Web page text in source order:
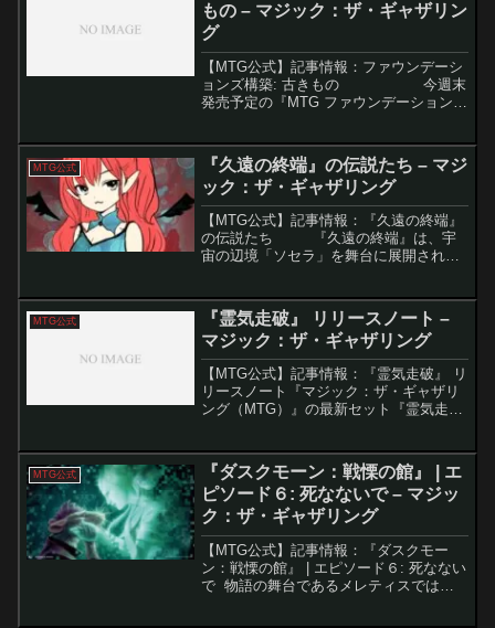
もの – マジック：ザ・ギャザリン
グ
【MTG公式】記事情報：ファウンデーシ
ョンズ構築: 古きもの 今週末
発売予定の『MTG ファウンデーション
わたってMTGの歴史に残る...
MTG公式
『久遠の終端』の伝説たち – マジ
ック：ザ・ギャザリング
【MTG公式】記事情報：『久遠の終端』
の伝説たち 『久遠の終端』は、宇
宙の辺境「ソセラ」を舞台に展開され
合い、謎のアーティファクトに導かれた
寄せ集めの乗...
MTG公式
『霊気走破』 リリースノート –
マジック：ザ・ギャザリング
【MTG公式】記事情報：『霊気走破』 リ
リースノート『マジック：ザ・ギャザリ
ング（MTG）』の最新セット『霊気走
ムやカードが多数追加され、スタンダー
ドや統率者戦などのフ...
MTG公式
『ダスクモーン：戦慄の館』 | エ
ピソード６: 死なないで – マジッ
ク：ザ・ギャザリング
【MTG公式】記事情報：『ダスクモー
ン：戦慄の館』 | エピソード６: 死なない
で 物語の舞台であるメレティスでは、